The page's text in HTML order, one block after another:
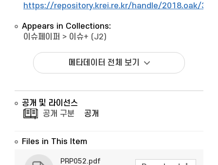
https://repository.krei.re.kr/handle/2018.oak/
Appears in Collections:
이슈페이퍼 > 이슈+ (J2)
메타데이터 전체 보기
공개 및 라이선스
공개 구분
공개
Files in This Item
PRP052.pdf